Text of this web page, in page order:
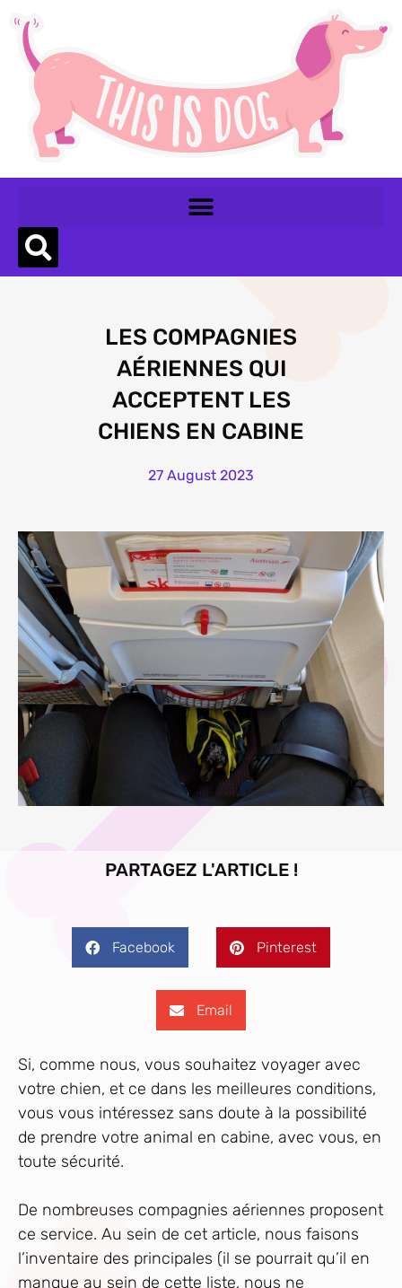
LES COMPAGNIES
AÉRIENNES QUI
ACCEPTENT LES
CHIENS EN CABINE
27 August 2023
PARTAGEZ L'ARTICLE !
Facebook Pinterest
Email
Si, comme nous, vous souhaitez voyager avec
votre chien, et ce dans les meilleures conditions,
vous vous intéressez sans doute à la possibilité
de prendre votre animal en cabine, avec vous, en
toute sécurité.
De nombreuses compagnies aériennes proposent
ce service. Au sein de cet article, nous faisons
l’inventaire des principales (il se pourrait qu’il en
manque au sein de cette liste, nous ne